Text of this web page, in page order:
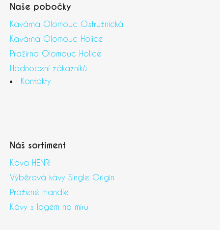
Naše pobočky
Kavárna Olomouc Ostružnická
Kavárna Olomouc Holice
Pražírna Olomouc Holice
Hodnocení zákazníků
Kontakty
Náš sortiment
Káva HENRI
Výběrová kávy Single Origin
Pražené mandle
Kávy s logem na míru